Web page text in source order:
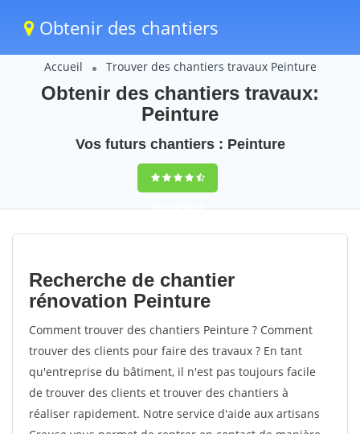
Obtenir des chantiers
Accueil Trouver des chantiers travaux Peinture
Obtenir des chantiers travaux:
Peinture
Vos futurs chantiers : Peinture
9,5(100%)59
votes
Recherche de chantier
rénovation Peinture
Comment trouver des chantiers Peinture ? Comment
trouver des clients pour faire des travaux ? En tant
qu'entreprise du bâtiment, il n'est pas toujours facile
de trouver des clients et trouver des chantiers à
réaliser rapidement. Notre service d'aide aux artisans